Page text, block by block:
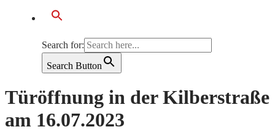
Search for:
Search Button
Türöffnung in der Kilberstraße
am 16.07.2023